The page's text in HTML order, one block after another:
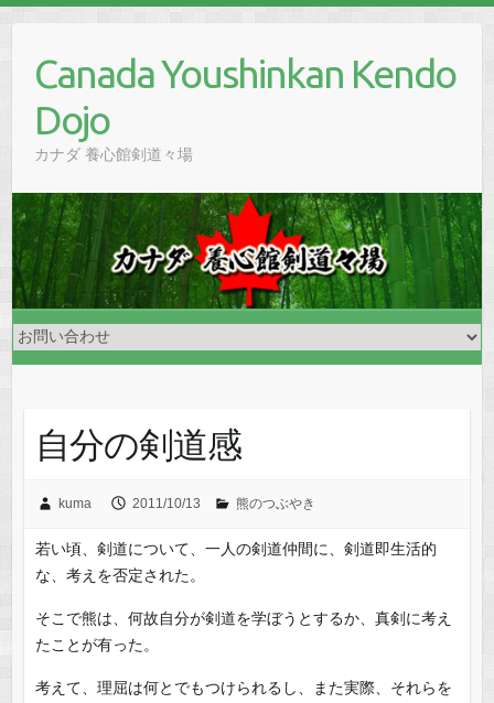
contentCanada Youshinkan Kendo
Dojo
カナダ 養心館剣道々場
自分の剣道感
kuma 2011/10/13 熊のつぶやき
若い頃、剣道について、一人の剣道仲間に、剣道即生活的
な、考えを否定された。
そこで熊は、何故自分が剣道を学ぼうとするか、真剣に考え
たことが有った。
考えて、理屈は何とでもつけられるし、また実際、それらを